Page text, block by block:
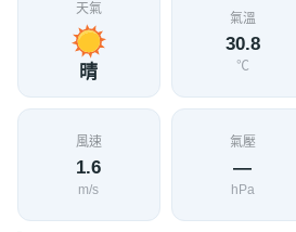
天氣
晴
氣溫
30.8
℃
風速
1.6
m/s
氣壓
—
hPa